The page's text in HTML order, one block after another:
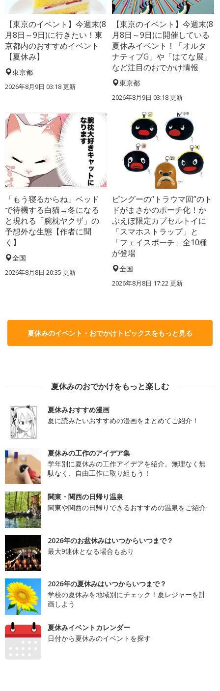
【東京のイベント】今週末(8
月8日～9日)に行きたい！東
京都内のおすすめイベント
【夏休み】
東京都
2026年8月9日 03:18更新
【東京のイベント】今週末(8
月8日～9日)に開催している
夏休みイベント！「オルタ
ナティブG」や「はてな展」
など注目のおでかけ情報
東京都
2026年8月9日 03:18更新
「もう寝るからね」ベッド
で待機する白猫→冬になる
と現れる「腕枕ヤクザ」の
予想外な生態【作者に聞
く】
全国
2026年8月8日 20:35 更新
ピングーの“トラウマ回”のト
ドがまさかのポーチ化！か
ぷえぼ限定カプセルトイに
「スマホストラップ」と
「フェイスポーチ」全10種
が登場
全国
2026年8月8日 17:22更新
夏休みのイベント・おでかけトピックスをもっと見る
夏休みのおでかけをもっと楽しむ
夏休みおすすめ漫画
夏に読みたいおすすめの漫画をまとめてご紹介！
夏休みの工作のアイデア集
学年別に夏休みの工作アイデアを紹介。無理なく無
駄なく、自由工作に取り組もう！
関東・関西の日帰り温泉
関東や関西の日帰りできるおすすめの温泉をご紹介
2026年のお盆休みはいつからいつまで？
最大9連休となる場合もあり
2026年の夏休みはいつからいつまで？
学校の夏休みを地域別にチェック！夏レジャーを計
画しよう
夏休みイベントカレンダー
日付から夏休みのイベントを探す